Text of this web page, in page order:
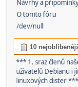
Návrhy a
O tomto fóru
/dev/null
10
*** 1. sraz členů
uživatelů Debianu i
linuxových dister ***